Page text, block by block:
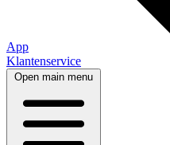
App
Klantenservice
Open main menu